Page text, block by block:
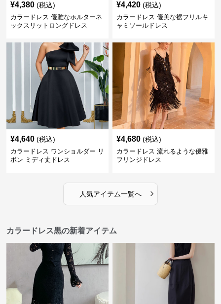
¥4,380 (税込)
カラードレス 優雅なホルターネ
ックスリットロングドレス
¥4,420 (税込)
カラードレス 優美な裾フリルキ
ャミソールドレス
¥4,640 (税込)
カラードレス ワンショルダー リ
ボン ミディ丈ドレス
¥4,680 (税込)
カラードレス 流れるような優雅
フリンジドレス
人気アイテム一覧へ ›
カラードレス黒の新着アイテム